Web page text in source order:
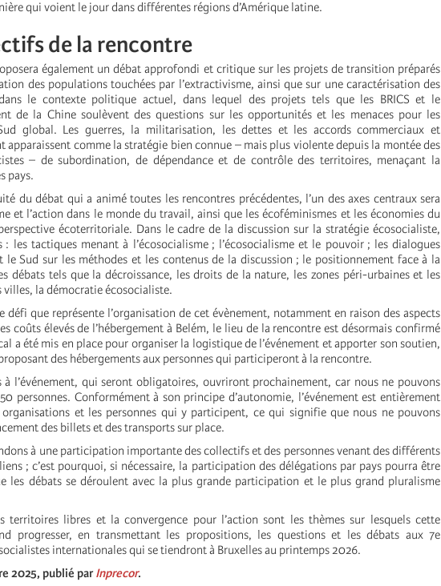
qui voient le jour dans différentes régions d’Amérique latine.
de la rencontre
également un débat approfondi et critique sur les projets de transition préparés
des populations touchées par l’extractivisme, ainsi que sur une caractérisation des
le contexte politique actuel, dans lequel des projets tels que les BRICS et le
de la Chine soulèvent des questions sur les opportunités et les menaces pour les
global. Les guerres, la militarisation, les dettes et les accords commerciaux et
apparaissent comme la stratégie bien connue – mais plus violente depuis la montée des
– de subordination, de dépendance et de contrôle des territoires, menaçant la
pays.
du débat qui a animé toutes les rencontres précédentes, l’un des axes centraux sera
et l’action dans le monde du travail, ainsi que les écoféminismes et les économies du
écoterritoriale. Dans le cadre de la discussion sur la stratégie écosocialiste,
: les tactiques menant à l’écosocialisme ; l’écosocialisme et le pouvoir ; les dialogues
le Sud sur les méthodes et les contenus de la discussion ; le positionnement face à la
débats tels que la décroissance, les droits de la nature, les zones péri-urbaines et les
villes, la démocratie écosocialiste.
défi que représente l’organisation de cet évènement, notamment en raison des aspects
coûts élevés de l’hébergement à Belém, le lieu de la rencontre est désormais confirmé
a été mis en place pour organiser la logistique de l’événement et apporter son soutien,
des hébergements aux personnes qui participeront à la rencontre.
à l’événement, qui seront obligatoires, ouvriront prochainement, car nous ne pouvons
personnes. Conformément à son principe d’autonomie, l’événement est entièrement
et les personnes qui y participent, ce qui signifie que nous ne pouvons
des billets et des transports sur place.
à une participation importante des collectifs et des personnes venant des différents
; c’est pourquoi, si nécessaire, la participation des délégations par pays pourra être
les débats se déroulent avec la plus grande participation et le plus grand pluralisme
territoires libres et la convergence pour l’action sont les thèmes sur lesquels cette
progresser, en transmettant les propositions, les questions et les débats aux 7e
internationales qui se tiendront à Bruxelles au printemps 2026.
2025, publié parInprecor.